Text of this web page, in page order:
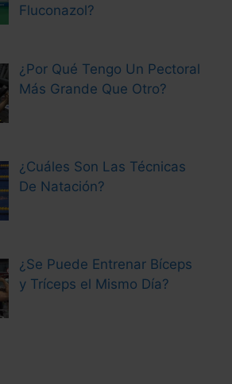
Fluconazol?
¿Por Qué Tengo Un Pectoral
Más Grande Que Otro?
¿Cuáles Son Las Técnicas
De Natación?
¿Se Puede Entrenar Bíceps
y Tríceps el Mismo Día?